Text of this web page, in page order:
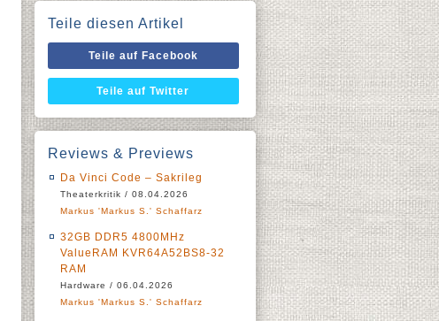
Teile diesen Artikel
Teile auf Facebook
Teile auf Twitter
Reviews & Previews
Da Vinci Code – Sakrileg
Theaterkritik / 08.04.2026
Markus 'Markus S.' Schaffarz
32GB DDR5 4800MHz
ValueRAM KVR64A52BS8-32
RAM
Hardware / 06.04.2026
Markus 'Markus S.' Schaffarz